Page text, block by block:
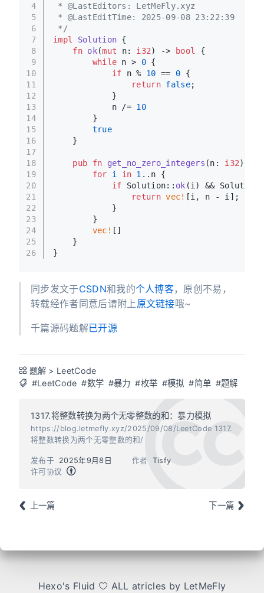
4
5
6
7
8
9
10
11
12
13
14
15
16
17
18
19
20
21
22
23
24
25
26
* @LastEditors: LetMeFly.xyz
* @LastEditTime: 2025-09-08 23:22:39
*/
impl
Solution {
fn ok(mut n: i32) -> bool
{
while n > 0 {
if n % 10 == 0 {
return false;
            }
            n /=
10
        }
true
    }
pub fn get_no_zero_integers (n: i32)
for
i in 1 ..n {
if Solution:: ok (i) &&
return vec! [i, n - i];
            }
        }
vec! []
    }
}
同步发文于CSDN和我的个人博客，原创不易，
转载经作者同意后请附上 原文链接哦~
千篇源码题解已开源
题解 > LeetCode
#LeetCode #数学 #暴力 #枚举 #模拟 #简单 #题解
1317.将整数转换为两个无零整数的和：暴力模拟
https://blog.letmefly.xyz/2025/09/08/LeetCode 1317.
将整数转换为两个无零整数的和/
作者 Tisfy
发布于
2025年9月8日
许可协议
上一篇 下一篇
Hexo's Fluid ALL atricles by LetMeFly